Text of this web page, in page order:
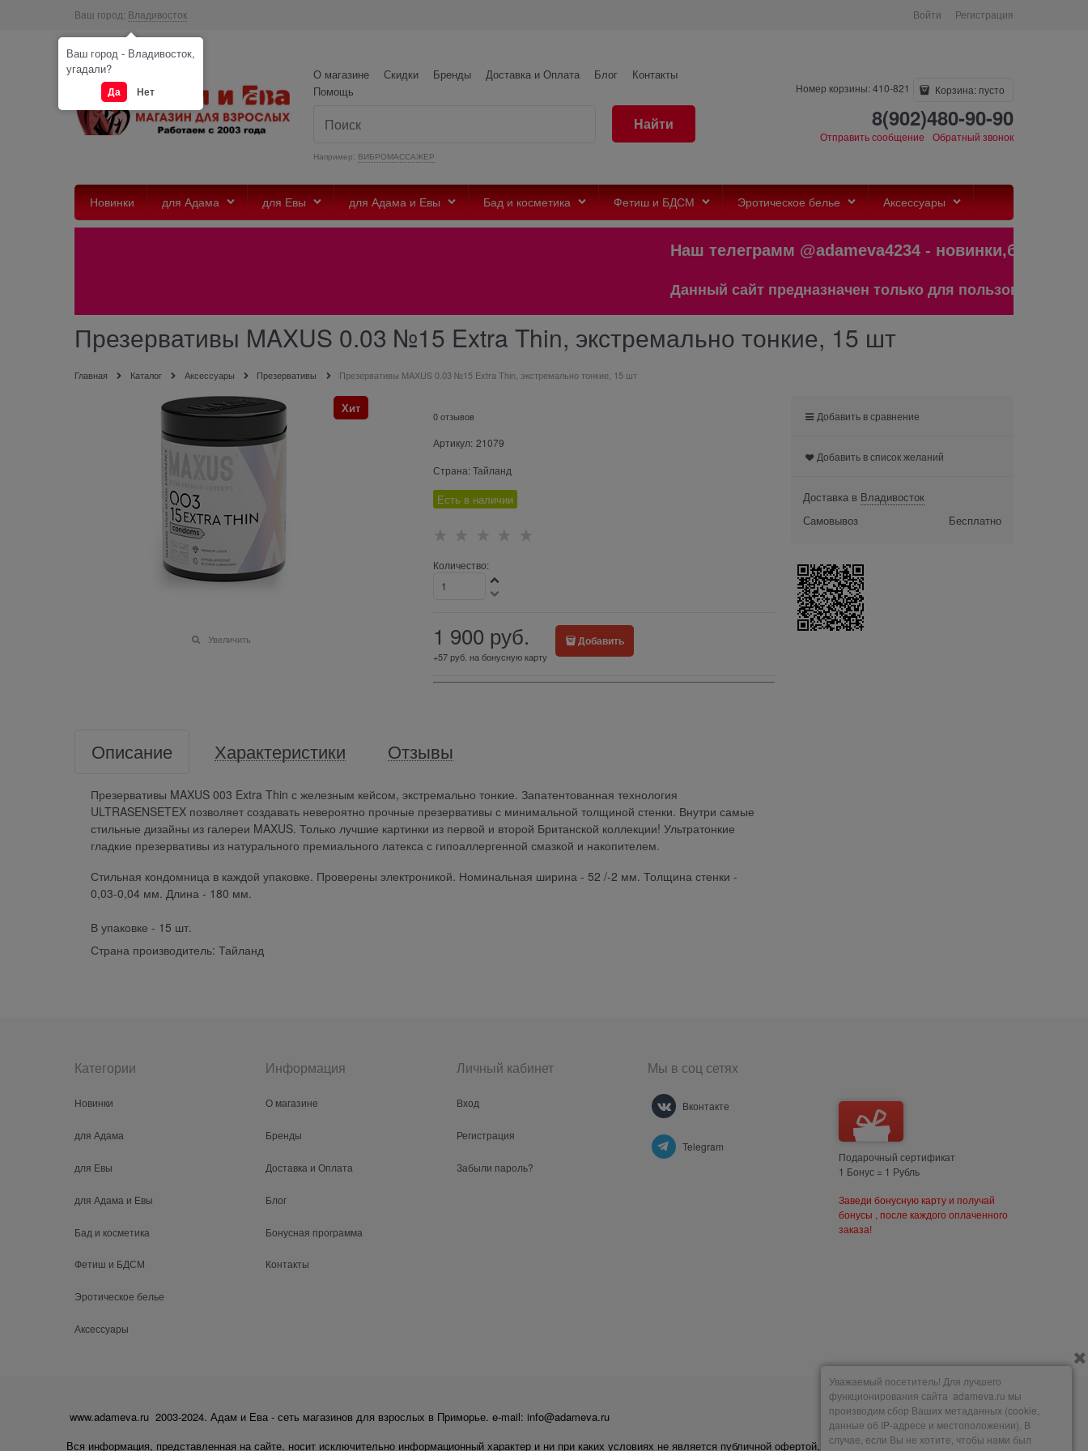
Ваш город: Владивосток Войти Регистрация
О магазине Скидки Бренды Доставка и Оплата Блог
Контакты
Помощь
Например: ВИБРОМАССАЖЕР
Найти
Номер корзины: 410-821 Корзина: пусто
8(902)480-90-90
Отправить сообщение Обратный звонок
Новинки для Адама для Евы для Адама и Евы Бад и косметика Фетиш и БДСМ Эротическое белье Аксессуары
Наш телеграмм @adameva4234 -
Данный сайт предназначен только для пользователей
Презервативы MAXUS 0.03 №15 Extra Thin, экстремально тонкие, 15 шт
Главная Каталог Аксессуары Презервативы Презервативы MAXUS 0.03 №15 Extra Thin, экстремально тонкие, 15 шт
Хит
Увеличить
0 отзывов
Артикул: 21079
Страна:Тайланд
Есть в наличии
Количество:
1 900 руб.
+57 руб. на бонусную карту
Добавить
Описание Характеристики Отзывы
Презервативы MAXUS 003 Extra Thin с железным кейсом, экстремально тонкие. Запатентованная технология
ULTRASENSETEX позволяет создавать невероятно прочные презервативы с минимальной толщиной стенки. Внутри самые
стильные дизайны из галереи MAXUS. Только лучшие картинки из первой и второй Британской коллекции! Ультратонкие
гладкие презервативы из натурального премиального латекса с гипоаллергенной смазкой и накопителем.
Стильная кондомница в каждой упаковке. Проверены электроникой. Номинальная ширина - 52 /-2 мм. Толщина стенки -
0,03-0,04 мм. Длина - 180 мм.
В упаковке - 15 шт.
Страна производитель: Тайланд
Добавить в сравнение
Добавить в список желаний
Доставка в Владивосток
Самовывоз
Бесплатно
Категории
Новинки
для Адама
для Евы
для Адама и Евы
Бад и косметика
Фетиш и БДСМ
Эротическое белье
Аксессуары
Информация
О магазине
Бренды
Доставка и Оплата
Блог
Бонусная программа
Контакты
Личный кабинет
Вход
Регистрация
Забыли пароль?
Мы в соц сетях
Вконтакте
Telegram
Подарочный сертификат
1 Бонус = 1 Рубль
Заведи бонусную карту и получай
бонусы , после каждого оплаченного
заказа!
www.adameva.ru 2003-2024. Адам и Ева - сеть магазинов для взрослых в Приморье. e-mail: info@adameva.ru
Вся информация, представленная на сайте, носит исключительно информационный характер и ни при каких условиях не является публичной офертой,
Мы принимаем
Ваш город - Владивосток,
угадали?
Да Нет
Уважаемый посетитель! Для лучшего
функционирования сайта adameva.ru мы
производим сбор Ваших метаданных (cookie,
данные об IP-адресе и местоположении). В
случае, если Вы не хотите, чтобы нами был